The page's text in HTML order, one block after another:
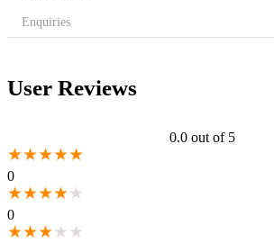
Enquiries
User Reviews
0.0 out of 5
★★★★★
0
★★★★★
0
★★★★ ★